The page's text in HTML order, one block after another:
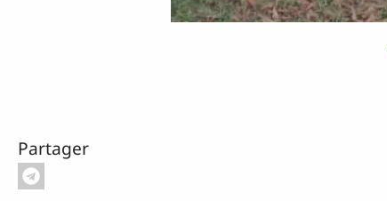
Partager